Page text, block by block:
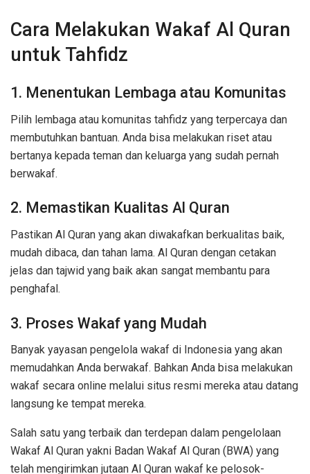
Cara Melakukan Wakaf Al Quran
untuk Tahfidz
1. Menentukan Lembaga atau Komunitas
Pilih lembaga atau komunitas tahfidz yang terpercaya dan
membutuhkan bantuan. Anda bisa melakukan riset atau
bertanya kepada teman dan keluarga yang sudah pernah
berwakaf.
2. Memastikan Kualitas Al Quran
Pastikan Al Quran yang akan diwakafkan berkualitas baik,
mudah dibaca, dan tahan lama. Al Quran dengan cetakan
jelas dan tajwid yang baik akan sangat membantu para
penghafal.
3. Proses Wakaf yang Mudah
Banyak yayasan pengelola wakaf di Indonesia yang akan
memudahkan Anda berwakaf. Bahkan Anda bisa melakukan
wakaf secara online melalui situs resmi mereka atau datang
langsung ke tempat mereka.
Salah satu yang terbaik dan terdepan dalam pengelolaan
Wakaf Al Quran yakni Badan Wakaf Al Quran (BWA) yang
telah mengirimkan jutaan Al Quran wakaf ke pelosok-